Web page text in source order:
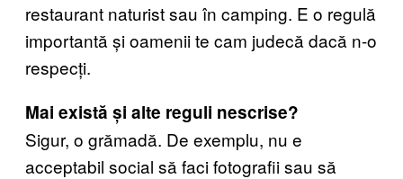
restaurant naturist sau în camping. E o regulă
importantă și oamenii te cam judecă dacă n-o
respecți.
Mai există și alte reguli nescrise?
Sigur, o grămadă. De exemplu, nu e
acceptabil social să faci fotografii sau să